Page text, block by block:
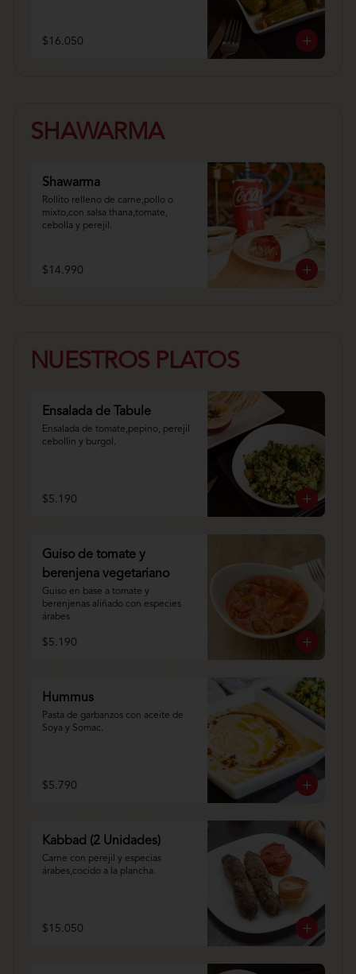
$16.050
SHAWARMA
Shawarma
Rollito relleno de carne,pollo o
mixto,con salsa thana,tomate,
cebolla y perejil.
$14.990
NUESTROS PLATOS
Ensalada de Tabule
Ensalada de tomate,pepino, perejil
cebollin y burgol.
$5.190
Guiso de tomate y
berenjena vegetariano
Guiso en base a tomate y
berenjenas aliñado con especies
árabes
$5.190
Hummus
Pasta de garbanzos con aceite de
Soya y Somac.
$5.790
Kabbad (2 Unidades)
Carne con perejil y especias
árabes,cocido a la plancha.
$15.050